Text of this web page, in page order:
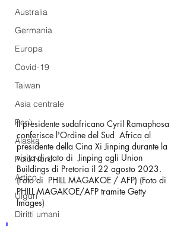
Australia
Germania
Europa
Covid-19
Taiwan
Asia centrale
Perù
Alaska
Polo Nord
Artico
Uiguri
Diritti umani
Il presidente sudafricano Cyril Ramaphosa
conferisce l'Ordine del Sud  Africa al
presidente della Cina Xi Jinping durante la
visita di stato di  Jinping agli Union
Buildings di Pretoria il 22 agosto 2023.
(Foto di  PHILL MAGAKOE / AFP) (Foto di
PHILL MAGAKOE/AFP tramite Getty
Images)